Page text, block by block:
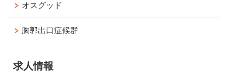
オスグッド
胸郭出口症候群
求人情報